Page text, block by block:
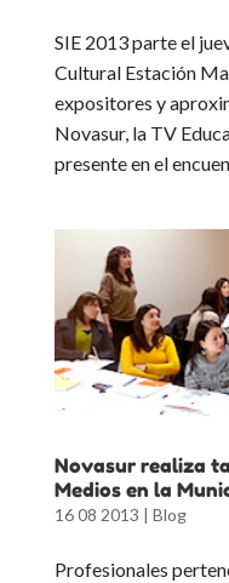
SIE 2013 parte el
Cultural Estación
expositores y
Novasur, la TV
presente en el
Novasur realiza
Medios en la
16 08 2013 Blog
Profesionales